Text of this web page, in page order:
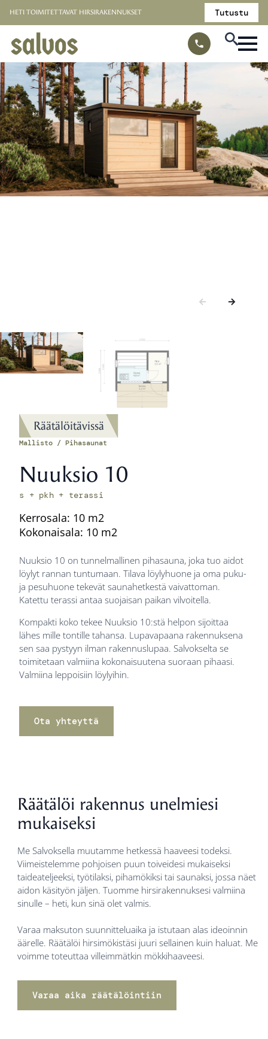
HETI TOIMITETTAVAT HIRSIRAKENNUKSET Tutustu
Mallisto / Pihasaunat
Räätälöitävissä
Nuuksio 10
s + pkh + terassi
Kerrosala: 10 m2
Kokonaisala: 10 m2
Nuuksio 10 on tunnelmallinen pihasauna, joka tuo aidot
löylyt rannan tuntumaan. Tilava löylyhuone ja oma puku-
ja pesuhuone tekevät saunahetkestä vaivattoman.
Katettu terassi antaa suojaisan paikan vilvoitella.
Kompakti koko tekee Nuuksio 10:stä helpon sijoittaa
lähes mille tontille tahansa. Lupavapaana rakennuksena
sen saa pystyyn ilman rakennuslupaa. Salvokselta se
toimitetaan valmiina kokonaisuutena suoraan pihaasi.
Valmiina leppoisiin löylyihin.
Ota yhteyttä
Räätälöi rakennus unelmiesi
mukaiseksi
Me Salvoksella muutamme hetkessä haaveesi todeksi.
Viimeistelemme pohjoisen puun toiveidesi mukaiseksi
taideateljeeksi, työtilaksi, pihamökiksi tai saunaksi, jossa näet
aidon käsityön jäljen. Tuomme hirsirakennuksesi valmiina
sinulle – heti, kun sinä olet valmis.
Varaa maksuton suunnitteluaika ja istutaan alas ideoinnin
äärelle. Räätälöi hirsimökistäsi juuri sellainen kuin haluat. Me
voimme toteuttaa villeimmätkin mökkihaaveesi.
Varaa aika räätälöintiin